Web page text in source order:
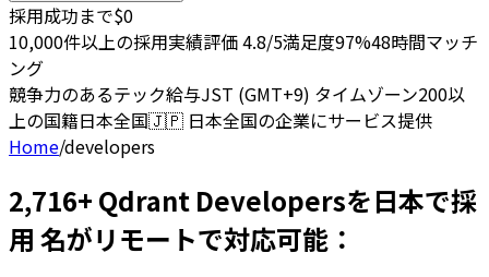
採用成功まで$0
10,000件以上の採用実績評価 4.8/5満足度97%48時間マッチ
ング
競争力のあるテック給与JST (GMT+9) タイムゾーン200以
上の国籍日本全国🇯🇵 日本全国の企業にサービス提供
Home/developers
2,716+ Qdrant Developersを日本で採
用 名がリモートで対応可能：